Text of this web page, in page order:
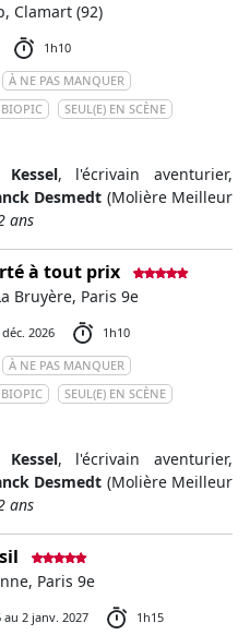
Clamart (92)
1h10
À NE PAS MANQUER
BIOPIC
SEUL(E) EN SCÈNE
Kessel, l'écrivain aventurier,
Desmedt (Molière Meilleur
ans
à tout prix
Bruyère, Paris 9e
2026
1h10
À NE PAS MANQUER
BIOPIC
SEUL(E) EN SCÈNE
Kessel, l'écrivain aventurier,
Desmedt (Molière Meilleur
ans
Paris 9e
au 2 janv. 2027 1h15